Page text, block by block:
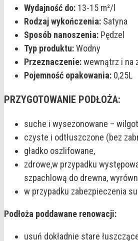
Wydajność do: 13-15 m²/l
Rodzaj wykończenia: Satyna
Sposób nanoszenia: Pędzel
Typ produktu:Wodny
Przeznaczenie:wewnątrz i na
Pojemność opakowania: 0,25L
PRZYGOTOWANIE PODŁOŻA:
suche i wysezonowane –
czyste i odtłuszczone (bez
gładko oszlifowane,
zdrowe,w przypadku
szpachlową do drewna,
w przypadku zabezpieczenia
Podłoża poddawane renowacji:
usuń dokładnie stare